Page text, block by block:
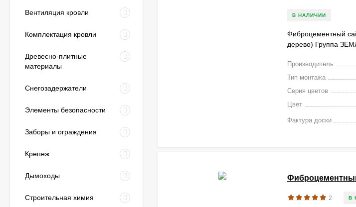
В НАЛИЧИИ
Фиброцементный
дерево) Группа
Производитель
Тип монтажа
Серия цветов
Цвет
Фактура доски
2 В
Вентиляция кровли
Комплектация кровли
Древесно-плитные
материалы
Снегозадержатели
Элементы безопасности
Заборы и ограждения
Крепеж
Дымоходы
Строительная химия